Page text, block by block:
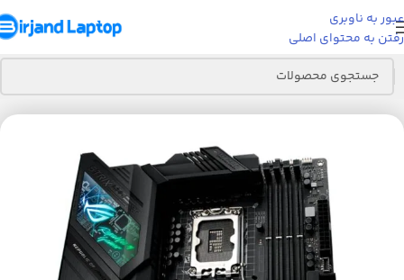
عبور به ناوبری
رفتن به محتوای اصلی
خانه قطعات کامپیوتر